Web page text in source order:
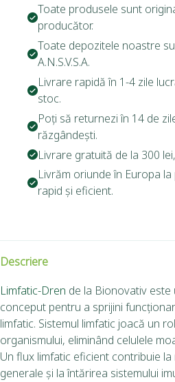
Toate produsele sunt
producător.
Toate depozitele noastre
A.N.S.V.S.A.
Livrare rapidă în 1-4 zile
stoc.
Poți să returnezi în 14 de
răzgândești.
Livrare gratuită de la 300
Livrăm oriunde în Europa
rapid și eficient.
Descriere
Limfatic-Dren de la Bionovativ
conceput pentru a sprijini
limfatic. Sistemul limfatic joacă un
organismului, eliminând celulele
Un flux limfatic eficient contribuie
generale și la întărirea sistemului